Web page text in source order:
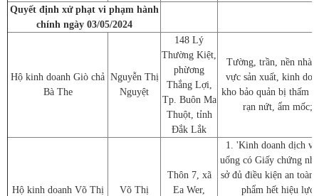
Quyết định xử phạt vi phạm hành
chính ngày 03/05/2024
Hộ kinh doanh Giò chả
Bà The
Nguyễn Thị
Nguyệt
148 Lý
Thường Kiệt,
phừơng
Thắng Lợi,
Tp. Buôn Ma
Thuột, tỉnh
Đắk Lắk
Tường, trần, nền nhà
vực sản xuất, kinh
kho bảo quản bị thấm
rạn nứt, ẩm mốc;
Hộ kinh doanh Võ Thị
Võ Thị
Thôn 7, xã
Ea Wer,
1. 'Kinh doanh dịch vụ
uống có Giấy chứng
sở đủ điều kiện an toàn
phẩm hết hiệu lực